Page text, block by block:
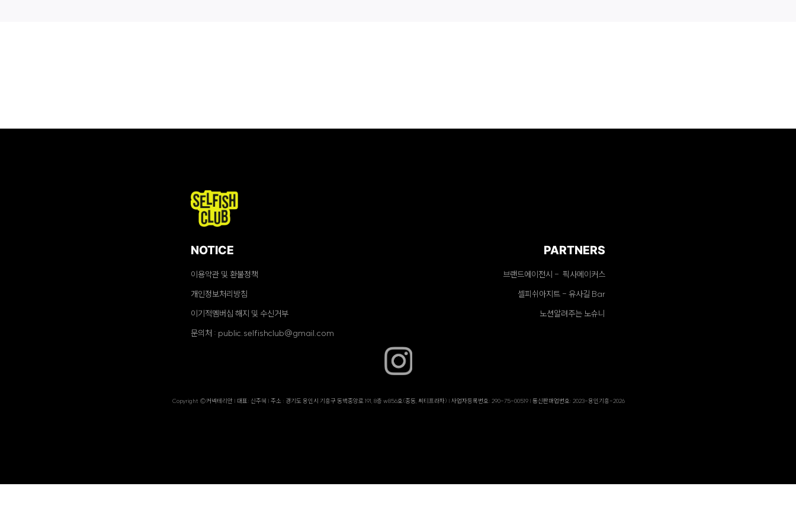
NOTICE PARTNERS
이용약관 및 환불정책
브랜드에이전시 - 픽사메이커스
개인정보처리방침
셀피쉬아지트 - 유사길 Bar
이기적멤버십 해지 및 수신거부
노션알려주는 노슈니
문의처 : public.selfishclub@gmail.com
Copyright ©커넥테리안 | 대표: 신주혜 | 주소 : 경기도 용인시 기흥구 동백중앙로 191, 8층 w856호(중동, 씨티프라자) | 사업자등록번호: 290-75-00519 | 통신판매업번호: 2023-용인기흥-2026